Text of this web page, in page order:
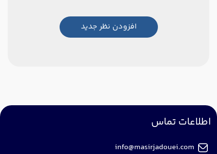
افزودن نظر جدید
اطلاعات تماس
info@masirjadouei.com